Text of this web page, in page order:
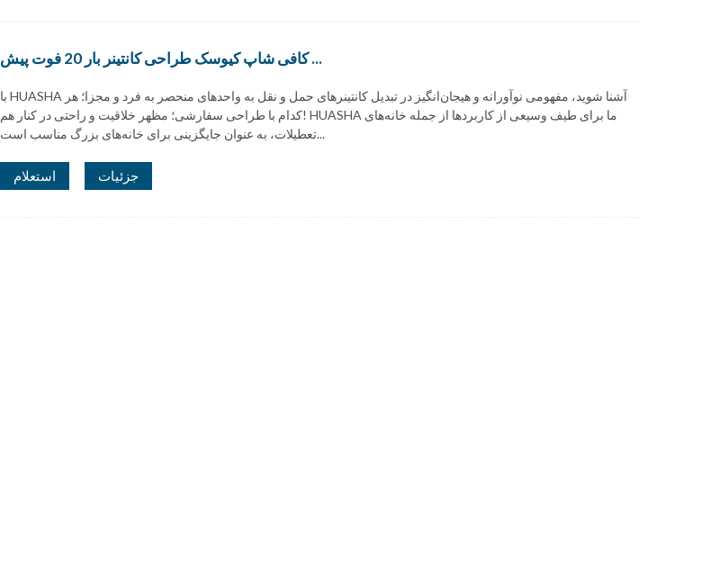
کافی شاپ کیوسک طراحی کانتینر بار 20 فوت پیش ...
با HUASHA آشنا شوید، مفهومی نوآورانه و هیجان‌انگیز در تبدیل کانتینرهای حمل و نقل به واحدهای منحصر به فرد و مجزا؛ هر
کدام با طراحی سفارشی؛ مظهر خلاقیت و راحتی در کنار هم! HUASHA ما برای طیف وسیعی از کاربردها از جمله خانه‌های
تعطیلات، به عنوان جایگزینی برای خانه‌های بزرگ مناسب است...
استعلام جزئیات